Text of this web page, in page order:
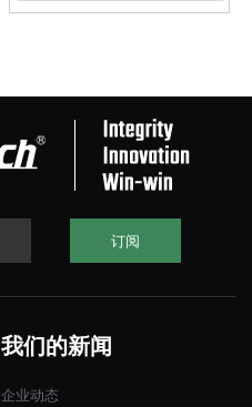
订阅
我们的新闻
企业动态